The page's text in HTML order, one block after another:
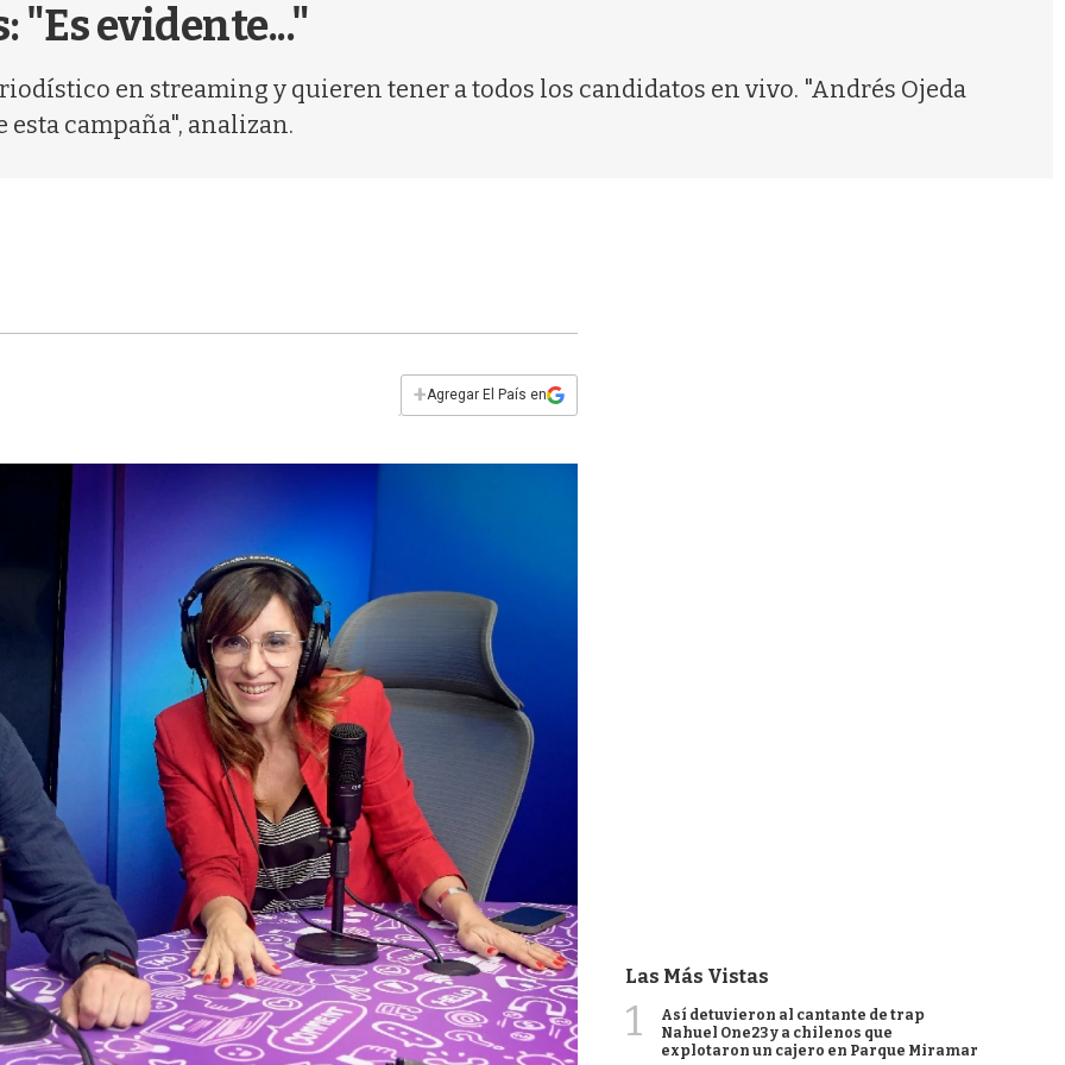
"Es evidente..."
en streaming y quieren tener a todos los candidatos en vivo. "Andrés Ojeda
campaña", analizan.
+Agregar El País en
Las Más Vistas
1
Así detuvieron al cantante de trap
Nahuel One23 y a chilenos que
explotaron un cajero en Parque Miramar